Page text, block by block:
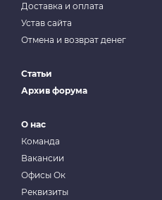
Доставка и оплата
Устав сайта
Отмена и возврат денег
Статьи
Архив форума
О нас
Команда
Вакансии
Офисы Ок
Реквизиты